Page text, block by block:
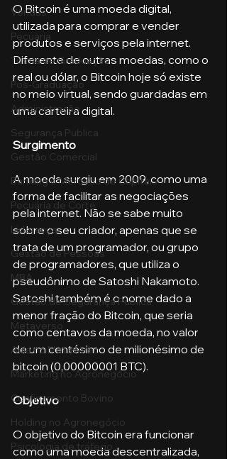
Vendas
Pecuária
Turma de Graduação
Pós-Graduação
Administração
Segurança Publica
Gestão Comercial
Banking e Mercado de Capitais
Pecuária de Corte
Liderança
Gestão de Pessoas
MBA
Gestão de Segurança Publica
Metaverso
Aula no Metaverso
Marketing no Agronegócio
Confinamento Bovino
Holding no Agronegócio
Psicologia de tráfego
O Bitcoin é uma moeda digital,
utilizada para comprar e vender
produtos e serviços pela internet.
Diferente de outras moedas, como o
real ou dólar, o Bitcoin hoje só existe
no meio virtual, sendo guardadas em
uma carteira digital.
Surgimento
A moeda surgiu em 2009, como uma
forma de facilitar as negociações
pela internet. Não se sabe muito
sobre o seu criador, apenas que se
trata de um programador, ou grupo
de programadores, que utiliza o
pseudônimo de Satoshi Nakamoto.
Satoshi também é o nome dado a
menor fração do Bitcoin, que seria
como centavos da moeda, no valor
de um centésimo de milionésimo de
bitcoin (0,00000001 BTC).
Objetivo
O objetivo do Bitcoin era funcionar
como uma moeda descentralizada,